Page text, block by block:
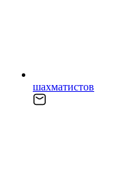
шахматистов